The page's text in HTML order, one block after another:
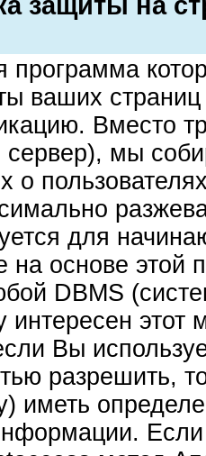
ваших
Вместо
мы
о
для
на основе этой
DBMS
этот
Вы
разрешить,
иметь